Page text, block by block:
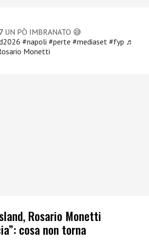
UN PÒ IMBRANATO 😅
#napoli #perte #mediaset #fyp ♬
Monetti
Rosario Monetti
cosa non torna